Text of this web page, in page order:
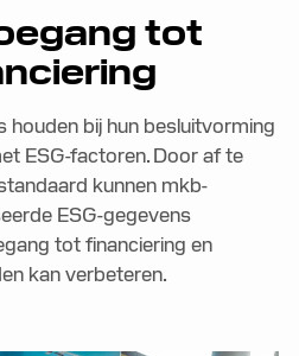
tot
houden bij hun besluitvorming
ESG-factoren. Door af te
kunnen mkb-
ESG-gegevens
tot financiering en
kan verbeteren.